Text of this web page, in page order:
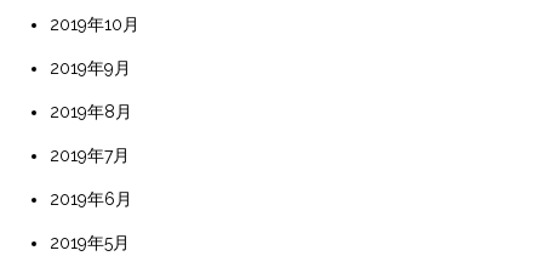
2019年10月
2019年9月
2019年8月
2019年7月
2019年6月
2019年5月